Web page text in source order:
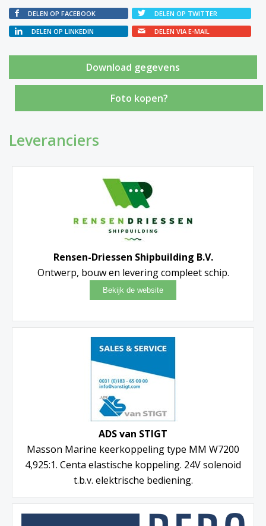
DELEN OP FACEBOOK
DELEN OP TWITTER
DELEN OP LINKEDIN
DELEN VIA E-MAIL
Foto kopen?
Leveranciers
Rensen-Driessen Shipbuilding B.V.
Ontwerp, bouw en levering compleet schip.
ADS van STIGT
Masson Marine keerkoppeling type MM W7200
4,925:1. Centa elastische koppeling. 24V solenoid
t.b.v. elektrische bediening.